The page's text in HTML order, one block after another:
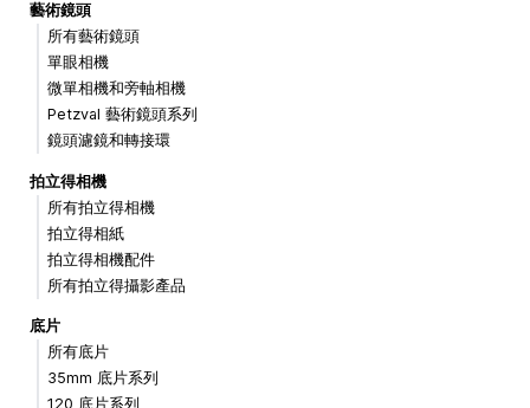
藝術鏡頭
所有藝術鏡頭
單眼相機
微單相機和旁軸相機
Petzval 藝術鏡頭系列
鏡頭濾鏡和轉接環
拍立得相機
所有拍立得相機
拍立得相紙
拍立得相機配件
所有拍立得攝影產品
底片
所有底片
35mm 底片系列
120 底片系列